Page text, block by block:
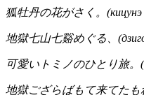
狐牡丹の花がさく。(кицунэ
地獄七山七谿めぐる、
可愛いトミノのひとり旅。
地獄ござらばもて来てたも